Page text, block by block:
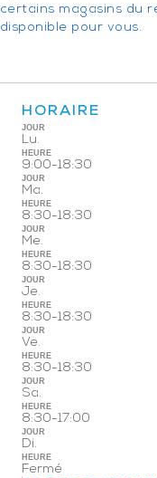
certains magasins du
disponible pour vous.
HORAIRE
JOUR
Lu.
HEURE
9:00-18:30
JOUR
Ma.
HEURE
8:30-18:30
JOUR
Me.
HEURE
8:30-18:30
JOUR
Je.
HEURE
8:30-18:30
JOUR
Ve.
HEURE
8:30-18:30
JOUR
Sa.
HEURE
8:30-17:00
JOUR
Di.
HEURE
Fermé